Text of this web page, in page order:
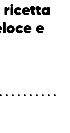
ricetta
e